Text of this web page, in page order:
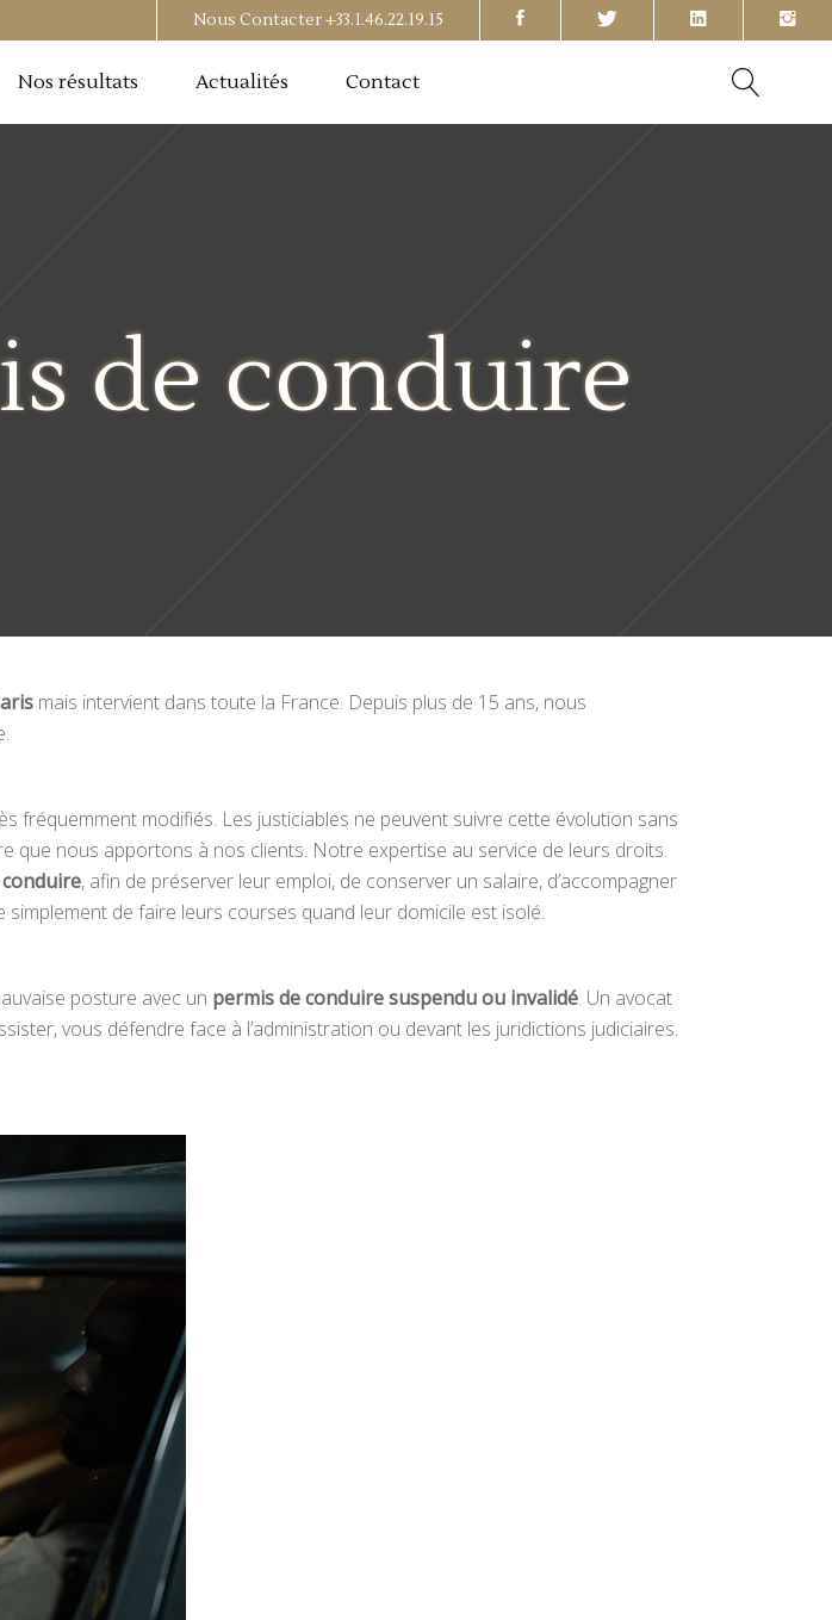
Nous Contacter+33.1.46.22.19.15
Nos résultats Actualités Contact
de conduire
mais intervient dans toute la France. Depuis plus de 15 ans, nous
fréquemment modifiés. Les justiciables ne peuvent suivre cette évolution sans
que nous apportons à nos clients. Notre expertise au service de leurs droits.
, afin de préserver leur emploi, de conserver un salaire, d’accompagner
de faire leurs courses quand leur domicile est isolé.
posture avec un permis de conduire suspendu ou invalidé. Un avocat
vous défendre face à l’administration ou devant les juridictions judiciaires.